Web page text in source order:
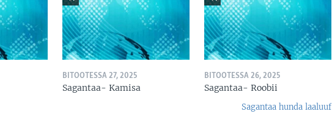
BITOOTESSA 27, 2025
Sagantaa- Kamisa
BITOOTESSA 26, 2025
Sagantaa- Roobii
Sagantaa hunda laaluuf